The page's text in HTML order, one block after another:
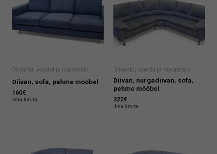
Diivanid, voodid ja madratsid
Diivan, sofa, pehme mööbel
160€
Ilma km-ta
Diivanid, voodid ja madratsid
Diivan, nurgadiivan, sofa,
pehme mööbel
322€
Ilma km-ta